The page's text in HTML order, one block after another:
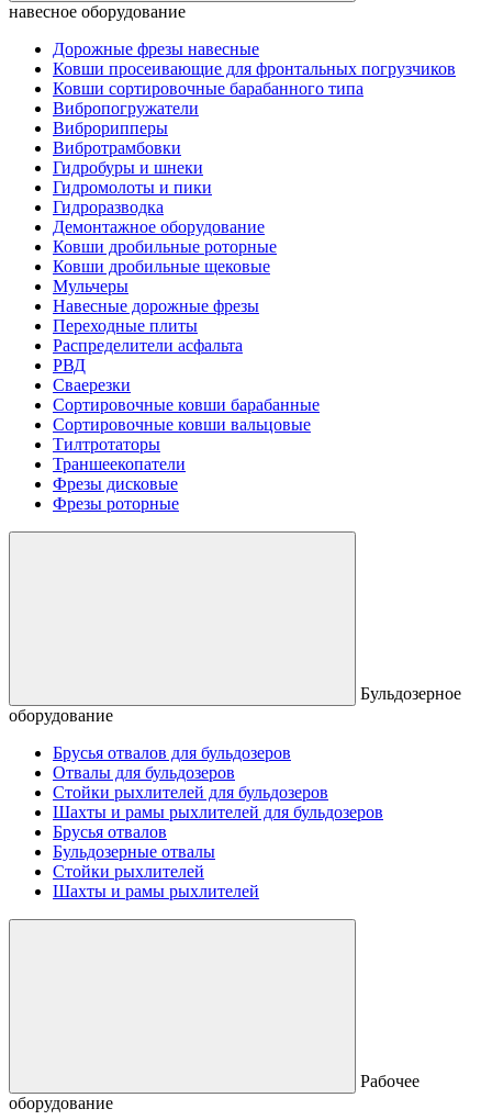
навесное оборудование
Дорожные фрезы навесные
Ковши просеивающие для фронтальных погрузчиков
Ковши сортировочные барабанного типа
Вибропогружатели
Виброрипперы
Вибротрамбовки
Гидробуры и шнеки
Гидромолоты и пики
Гидроразводка
Демонтажное оборудование
Ковши дробильные роторные
Ковши дробильные щековые
Мульчеры
Навесные дорожные фрезы
Переходные плиты
Распределители асфальта
РВД
Сваерезки
Сортировочные ковши барабанные
Сортировочные ковши вальцовые
Тилтротаторы
Траншеекопатели
Фрезы дисковые
Фрезы роторные
Бульдозерное
оборудование
Брусья отвалов для бульдозеров
Отвалы для бульдозеров
Стойки рыхлителей для бульдозеров
Шахты и рамы рыхлителей для бульдозеров
Брусья отвалов
Бульдозерные отвалы
Стойки рыхлителей
Шахты и рамы рыхлителей
Рабочее
оборудование